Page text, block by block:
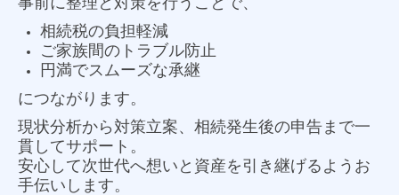
相続税の負担軽減
ご家族間のトラブル防止
円満でスムーズな承継
につながります。
現状分析から対策立案、相続発生後の申告まで一
貫してサポート。
安心して次世代へ想いと資産を引き継げるようお
手伝いします。